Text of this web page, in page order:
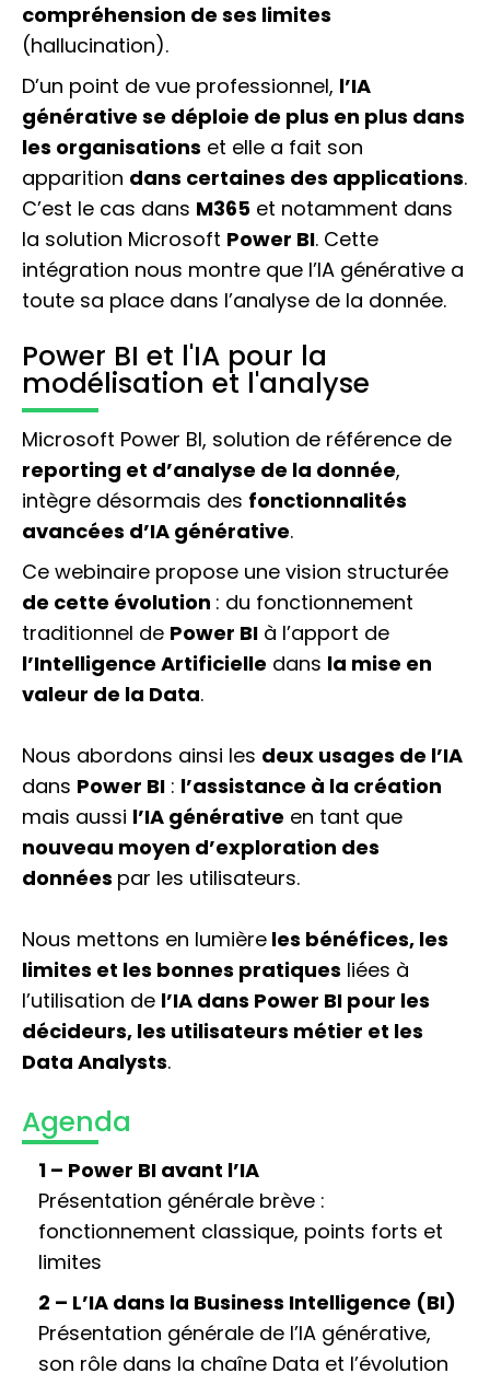
compréhension de ses limites
(hallucination).
D’un point de vue professionnel, l’IA
générative se déploie de plus en plus dans
les organisations et elle a fait son
apparition dans certaines des applications.
C’est le cas dans M365 et notamment dans
la solution Microsoft Power BI. Cette
intégration nous montre que l’IA générative a
toute sa place dans l’analyse de la donnée.
Power BI et l'IA pour la
modélisation et l'analyse
Microsoft Power BI, solution de référence de
reporting et d’analyse de la donnée,
intègre désormais des fonctionnalités
avancées d’IA générative.
Ce webinaire propose une vision structurée
de cette évolution : du fonctionnement
traditionnel de Power BI à l’apport de
l’Intelligence Artificielle dans la mise en
valeur de la Data.
Nous abordons ainsi les deux usages de l’IA
dans Power BI : l’assistance à la création
mais aussi l’IA générative en tant que
nouveau moyen d’exploration des
données par les utilisateurs.
Nous mettons en lumière les bénéfices, les
limites et les bonnes pratiques liées à
l’utilisation de l’IA dans Power BI pour les
décideurs, les utilisateurs métier et les
Data Analysts.
Agenda
1 – Power BI avant l’IA
Présentation générale brève :
fonctionnement classique, points forts et
limites
2 – L’IA dans la Business Intelligence (BI)
Présentation générale de l’IA générative,
son rôle dans la chaîne Data et l’évolution